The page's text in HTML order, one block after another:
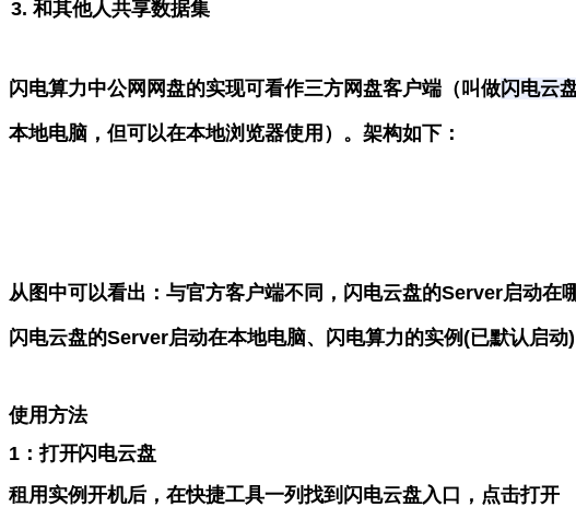
3.和其他人共享数据集
闪电算力中公网网盘的实现可看作三方网盘客户端（叫做闪电云
本地电脑，但可以在本地浏览器使用）。架构如下：
从图中可以看出：与官方客户端不同， 闪电云盘的Server启动在
闪电云盘的Server启动在本地电脑、 闪电算力的实例(已默认启动
使用方法
1：打开闪电云盘
租用实例开机后，在快捷工具一列找到 闪电云盘入口，点击打开